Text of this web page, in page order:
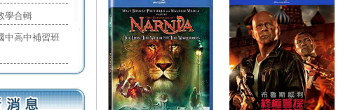
學合輯
中高中補習班